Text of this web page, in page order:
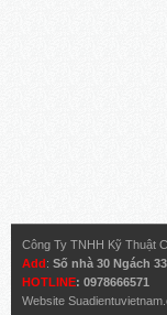
Công Ty TNHH Kỹ Thuật
Add: Số nhà 30 Ngách
HOTLINE: 0978666571
Website